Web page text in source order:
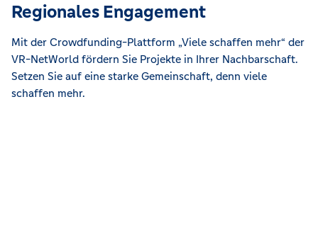
Regionales Engagement
Mit der Crowdfunding-Plattform „Viele schaffen mehr“ der
VR-NetWorld fördern Sie Projekte in Ihrer Nachbarschaft.
Setzen Sie auf eine starke Gemeinschaft, denn viele
schaffen mehr.